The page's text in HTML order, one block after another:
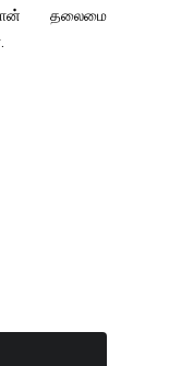
தலைமை